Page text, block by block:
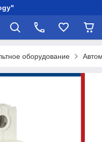
оборудование